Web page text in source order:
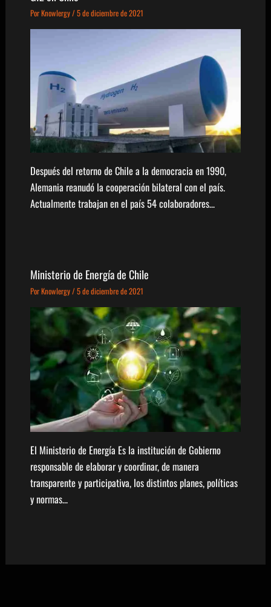
PorKnowlergy/ 5 de diciembre de 2021
Después del retorno de Chile a la democracia en 1990,
Alemania reanudó la cooperación bilateral con el país.
Actualmente trabajan en el país 54 colaboradores…
Ministerio de Energía de Chile
PorKnowlergy/ 5 de diciembre de 2021
El Ministerio de Energía Es la institución de Gobierno
responsable de elaborar y coordinar, de manera
transparente y participativa, los distintos planes, políticas
y normas…